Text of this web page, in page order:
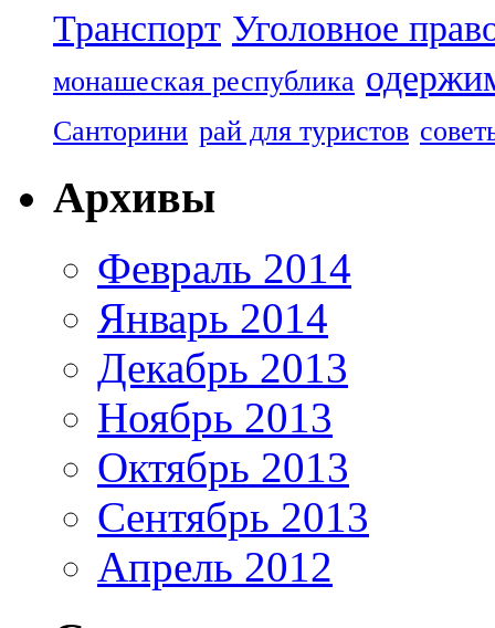
Транспорт Уголовное
монашеская республика
Санторини рай для туристов
Архивы
Февраль 2014
Январь 2014
Декабрь 2013
Ноябрь 2013
Октябрь 2013
Сентябрь 2013
Апрель 2012